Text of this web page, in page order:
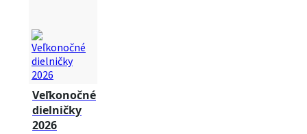
Veľkonočné
dielničky
2026